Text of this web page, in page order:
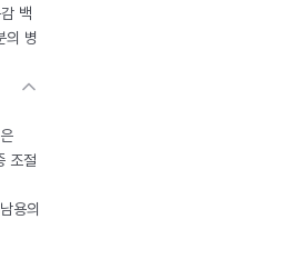
백
의 병
조절
용의